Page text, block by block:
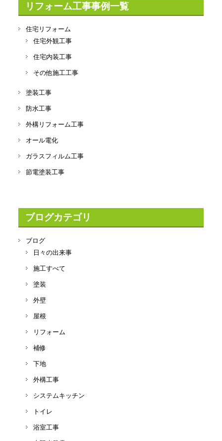
リフォーム工事事例一覧
住宅リフォーム
住宅外観工事
住宅内装工事
その他施工工事
塗装工事
防水工事
外構リフォーム工事
オール電化
ガラスフィルム工事
節電塗装工事
ブログカテゴリ
ブログ
日々の出来事
施工すべて
塗装
外壁
屋根
リフォーム
補修
下地
外構工事
システムキッチン
トイレ
浴室工事